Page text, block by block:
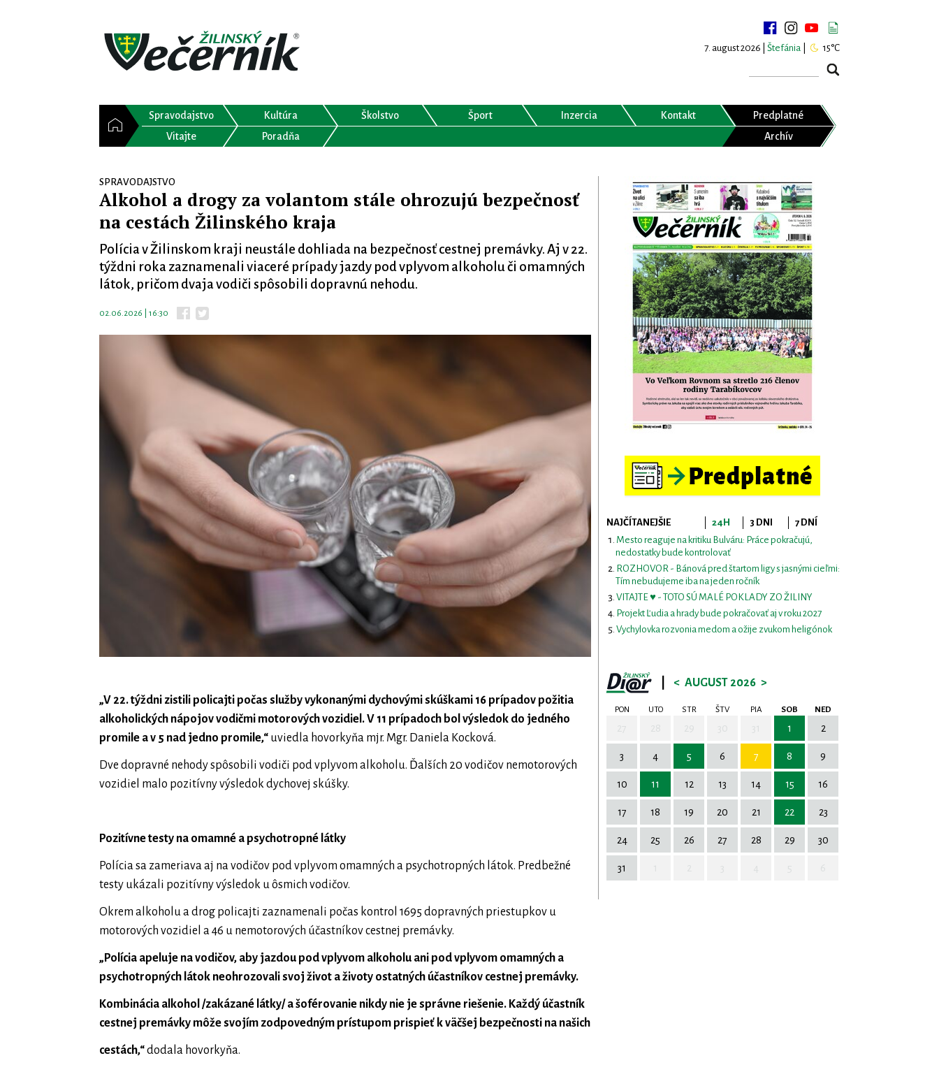
7. august 2026 | Štefánia 15°C
Spravodajstvo Kultúra Školstvo Šport Inzercia Kontakt
Predplatné
Vitajte
Poradňa Archív
SPRAVODAJSTVO
Alkohol a drogy za volantom stále ohrozujú bezpečnosť
na cestách Žilinského kraja
Polícia v Žilinskom kraji neustále dohliada na bezpečnosť cestnej premávky. Aj v 22.
týždni roka zaznamenali viaceré prípady jazdy pod vplyvom alkoholu či omamných
látok, pričom dvaja vodiči spôsobili dopravnú nehodu.
02.06.2026 | 16:30
„V 22. týždni zistili policajti počas služby vykonanými dychovými skúškami 16 prípadov požitia
alkoholických nápojov vodičmi motorových vozidiel. V 11 prípadoch bol výsledok do jedného
promile a v 5 nad jedno promile,“ uviedla hovorkyňa mjr. Mgr. Daniela Kocková.
Dve dopravné nehody spôsobili vodiči pod vplyvom alkoholu. Ďalších 20 vodičov nemotorových
vozidiel malo pozitívny výsledok dychovej skúšky.
Pozitívne testy na omamné a psychotropné látky
Polícia sa zameriava aj na vodičov pod vplyvom omamných a psychotropných látok. Predbežné
testy ukázali pozitívny výsledok u ôsmich vodičov.
Okrem alkoholu a drog policajti zaznamenali počas kontrol 1695 dopravných priestupkov u
motorových vozidiel a 46 u nemotorových účastníkov cestnej premávky.
„Polícia apeluje na vodičov, aby jazdou pod vplyvom alkoholu ani pod vplyvom omamných a
psychotropných látok neohrozovali svoj život a životy ostatných účastníkov cestnej premávky.
Kombinácia alkohol /zakázané látky/ a šoférovanie nikdy nie je správne riešenie. Každý účastník
cestnej premávky môže svojím zodpovedným prístupom prispieť k väčšej bezpečnosti na našich
cestách,“dodala hovorkyňa.
NAJČÍTANEJŠIE 24H 3 DNI
7 DNÍ
Mesto reaguje na kritiku Bulváru: Práce pokračujú,
nedostatky bude kontrolovať
ROZHOVOR - Bánová pred štartom ligy s jasnými cieľmi:
Tím nebudujeme iba na jeden ročník
VITAJTE ♥ - TOTO SÚ MALÉ POKLADY ZO ŽILINY
Projekt Ľudia a hrady bude pokračovať aj v roku 2027
Vychylovka rozvonia medom a ožije zvukom heligónok
< AUGUST 2026 >
PON UTO STR ŠTV PIA SOB NED
1 2
3 4 5 6 7 8 9
10 11 12 13 14 15 16
17 18 19 20 21 22 23
24 25 26 27 28 29 30
31